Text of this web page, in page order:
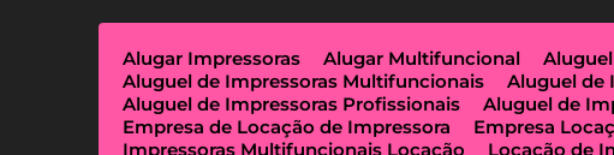
Alugar Impressoras Alugar Multifuncional
Aluguel de Impressoras Multifuncionais
Aluguel de
Aluguel de Impressoras Profissionais
Aluguel de
Empresa de Locação de Impressora
Empresa
Impressoras Multifuncionais Locação
Locação de